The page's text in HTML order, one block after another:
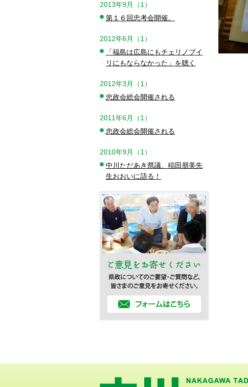
2013年9月（1）
第１６回忠考会開催。
2012年6月（1）
「福島は広島にもチェリノブイ
リにもならなかった」を聴く
2012年3月（1）
忠政会総会開催される
2011年6月（1）
忠政会総会開催される
2010年9月（1）
中川ただあき県議、稲田朋美先
生おおいに語る！